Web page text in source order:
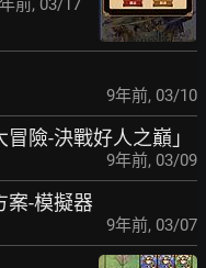
前, 03/17
9年前, 03/10
險-決戰好人之巔」
9年前, 03/09
案-模擬器
9年前, 03/07